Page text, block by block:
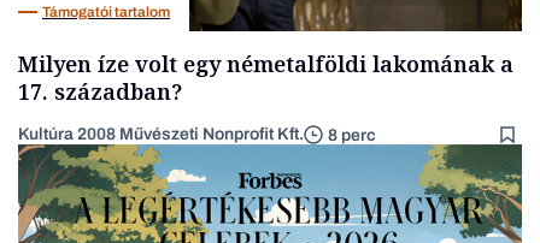
Támogatói tartalom
Milyen íze volt egy németalföldi lakomának a
17. században?
Kultúra 2008 Művészeti Nonprofit Kft. 8 perc